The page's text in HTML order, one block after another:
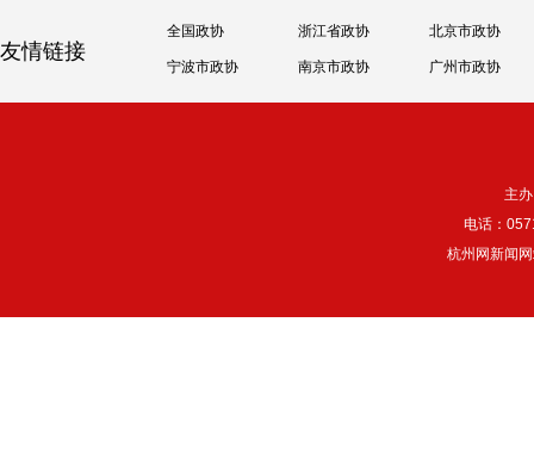
友情链接
全国政协 浙江省政协 北京市政协
宁波市政协 南京市政协 广州市政协
主
电话：
杭州网新闻